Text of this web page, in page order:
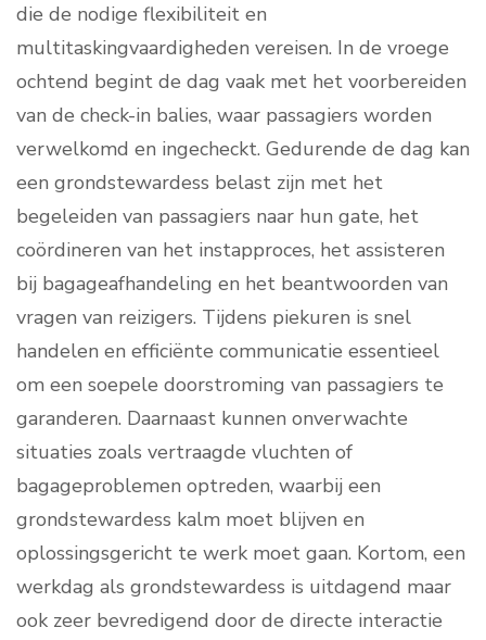
die de nodige flexibiliteit en
multitaskingvaardigheden vereisen. In de vroege
ochtend begint de dag vaak met het voorbereiden
van de check-in balies, waar passagiers worden
verwelkomd en ingecheckt. Gedurende de dag kan
een grondstewardess belast zijn met het
begeleiden van passagiers naar hun gate, het
coördineren van het instapproces, het assisteren
bij bagageafhandeling en het beantwoorden van
vragen van reizigers. Tijdens piekuren is snel
handelen en efficiënte communicatie essentieel
om een soepele doorstroming van passagiers te
garanderen. Daarnaast kunnen onverwachte
situaties zoals vertraagde vluchten of
bagageproblemen optreden, waarbij een
grondstewardess kalm moet blijven en
oplossingsgericht te werk moet gaan. Kortom, een
werkdag als grondstewardess is uitdagend maar
ook zeer bevredigend door de directe interactie